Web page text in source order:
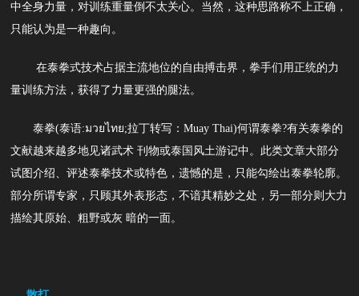
中全身力量，对训练重量倒不太关心。当然，这种思路称不上正确，
只能认为是一种趣向。
在泰拳式技术占据主流地位的自由搏击界，拳手们用正统的力
量训练方法，获得了力量更强的腿法。
泰拳(泰语:มวยไทย;拉丁转写：Muay Thai)何谓泰拳?有关泰拳的
文献越来越多地见诸武术 刊物或泰国风土游记中。此类文章大部分
试图介绍、评述泰拳技术或特色，遗憾的是，只能勾绘出泰拳轮廓。
部分所谓专家，只顾其外表形态，不谙其精妙之处，另一部分则大力
描绘其原始、粗野或灰 暗的一面。